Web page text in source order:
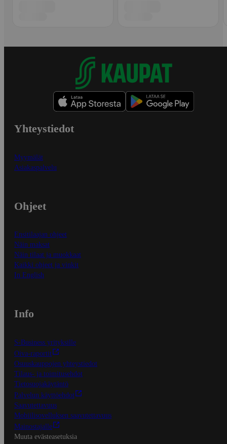
Yhteystiedot
Myymälät
Asiakaspalvelu
Ohjeet
Ensitilaajan ohjeet
Näin maksat
Näin tilaat ja muokkaat
Kaikki ohjeet ja vinkit
In English
Info
S-Business yrityksille
Oiva-raportit
Osuuskauppojen yhteystiedot
Tilaus- ja toimitusehdot
Tietosuojakäytäntö
Palvelun käyttöehdot
Saavutettavuus
Mobiilisovelluksen saavutettavuus
Mainostajalle
Muuta evästeasetuksia